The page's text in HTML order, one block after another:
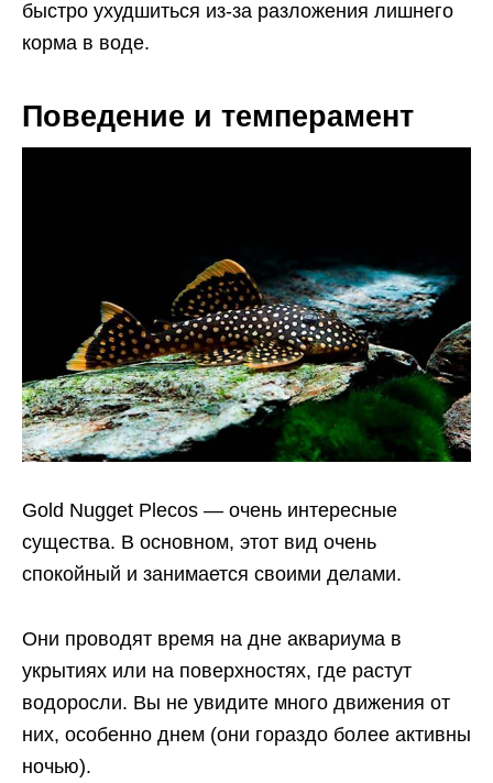
быстро ухудшиться из-за разложения лишнего
корма в воде.
Поведение и темперамент
Gold Nugget Plecos — очень интересные
существа. В основном, этот вид очень
спокойный и занимается своими делами.
Они проводят время на дне аквариума в
укрытиях или на поверхностях, где растут
водоросли. Вы не увидите много движения от
них, особенно днем (они гораздо более активны
ночью).